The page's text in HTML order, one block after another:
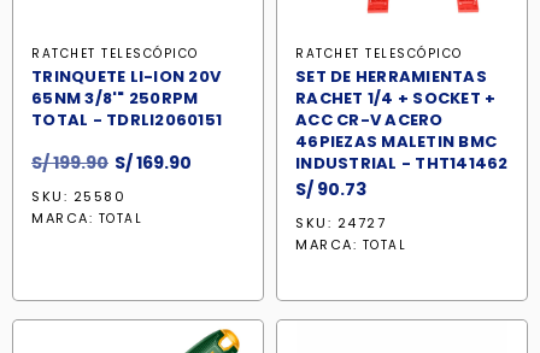
RATCHET TELESCÓPICO
TRINQUETE LI-ION 20V
65NM 3/8'" 250RPM
TOTAL - TDRLI2060151
S/199.90 El
precio
original
S/169.90
SKU: 25580
MARCA: TOTAL
RATCHET TELESCÓPICO
SET DE HERRAMIENTAS
RACHET 1/4 + SOCKET +
ACC CR-V ACERO
46PIEZAS MALETIN BMC
INDUSTRIAL - THT141462
S/ 90.73
SKU: 24727
MARCA: TOTAL